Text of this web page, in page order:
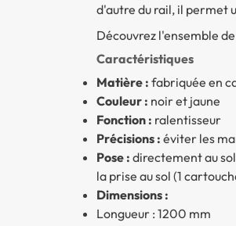
d'autre du rail, il permet
Découvrez l'ensemble
Caractéristiques
Matière : fabriquée en
Couleur : noir et jaune
Fonction : ralentisseur
Précisions : éviter les
Pose : directement au
la prise au sol (1
Dimensions :
Longueur : 1200 mm